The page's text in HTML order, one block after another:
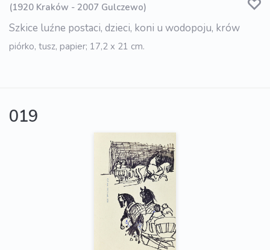
(1920 Kraków - 2007 Gulczewo)
Szkice luźne postaci, dzieci, koni u wodopoju, krów
piórko, tusz, papier; 17,2 x 21 cm.
019